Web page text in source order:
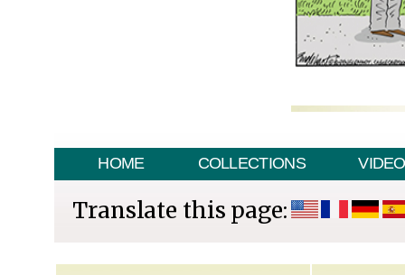
HOME COLLECTIONS VIDEO
Translate this page: